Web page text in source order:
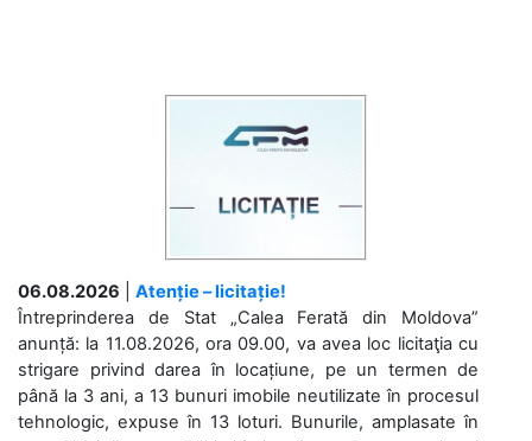
06.08.2026
Atenție – licitație!
Întreprinderea de Stat „Calea Ferată din Moldova”
anunță: la 11.08.2026, ora 09.00, va avea loc licitaţia cu
strigare privind darea în locațiune, pe un termen de
până la 3 ani, a 13 bunuri imobile neutilizate în procesul
tehnologic, expuse în 13 loturi. Bunurile, amplasate în